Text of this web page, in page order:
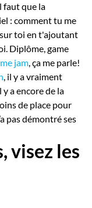
faut que la
: comment tu me
toi en t'ajoutant
Diplôme, game
jam, ça me parle!
, il y a vraiment
a encore de la
de place pour
pas démontré ses
visez les